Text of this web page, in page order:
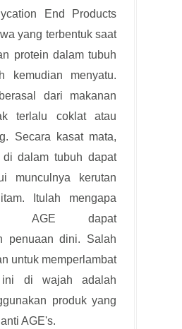
End Products
yang terbentuk saat
protein dalam tubuh
kemudian menyatu.
dari makanan
terlalu coklat atau
Secara kasat mata,
dalam tubuh dapat
munculnya kerutan
Itulah mengapa
AGE dapat
penuaan dini. Salah
untuk memperlambat
di wajah adalah
produk yang
AGE's.